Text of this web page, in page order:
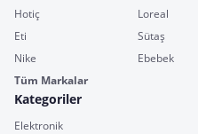
Hotiç
Loreal
Eti
Sütaş
Nike
Ebebek
Tüm Markalar
Kategoriler
Elektronik